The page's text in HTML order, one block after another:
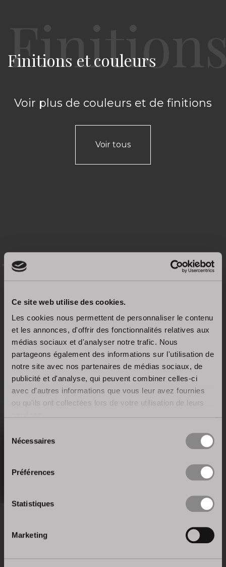
Ce site web utilise des cookies.
Les cookies nous permettent de personnaliser le contenu
et les annonces, d'offrir des fonctionnalités relatives aux
médias sociaux et d'analyser notre trafic. Nous
partageons également des informations sur l'utilisation de
notre site avec nos partenaires de médias sociaux, de
publicité et d'analyse, qui peuvent combiner celles-ci
avec d'autres informations que vous leur avez fournies
ou qu'ils ont collectées lors de votre utilisation de leurs
Nécessaires
Préférences
Statistiques
Marketing
Finitions et couleurs
Voir plus de couleurs et de finitions
Voir tous
Systèmes d’ouverture
Gorge plate avec poche
Voir plus de Systèmes d’ouverture